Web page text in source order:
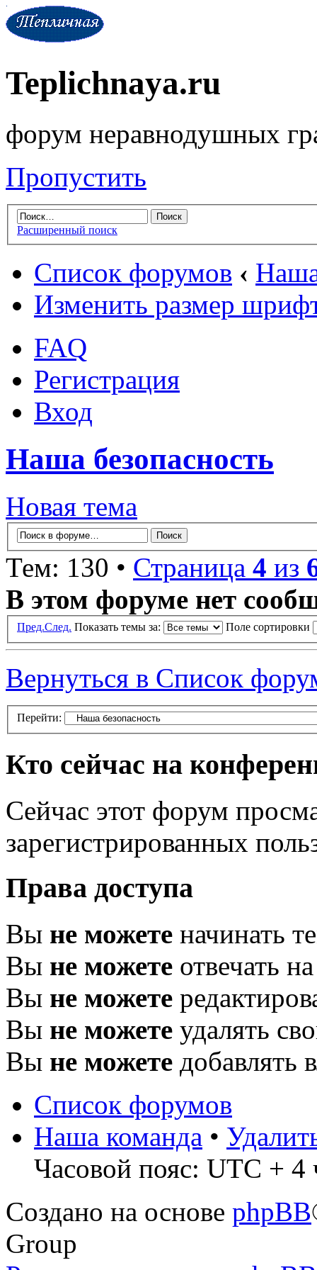
Teplichnaya.ru
форум неравнодушных
Пропустить
Расширенный поиск
Список форумов ‹
Изменить размер
FAQ
Регистрация
Вход
Наша безопасность
Новая тема
Тем: 130 • Страница 4 из
В этом форуме нет
Пред.След. Показать темы за: Поле сортировки
Вернуться в Список
Перейти:
Кто сейчас на
Сейчас этот форум
зарегистрированных
Права доступа
Вы не можете начинать
Вы не можете отвечать
Вы не можете
Вы не можете удалять
Вы не можете добавлять
Список форумов
Наша команда •
Часовой пояс: UTC + 4
Создано на основе phpBB
Group